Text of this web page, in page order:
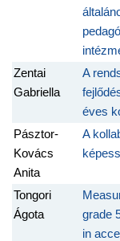
Zentai
Gabriella
A
éves
Pásztor-
Kovács
Anita
A
Tongori
Ágota
grade
in